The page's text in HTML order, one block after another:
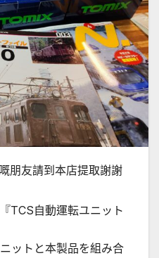
朋友請到本店提取謝謝
TCS自動運転ユニット
ットと本製品を組み合